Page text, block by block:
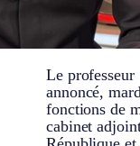
Le
annoncé,
fonctions de
cabinet